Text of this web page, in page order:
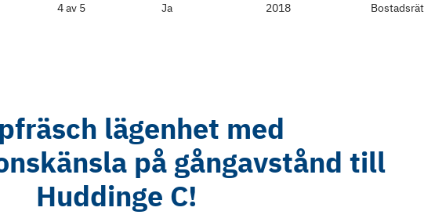
4 av 5
Ja
2018
lägenhet med
på gångavstånd till
Huddinge C!